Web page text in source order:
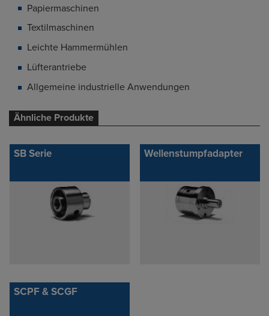
Papiermaschinen
Textilmaschinen
Leichte Hammermühlen
Lüfterantriebe
Allgemeine industrielle Anwendungen
Ähnliche Produkte
SB Serie Wellenstumpfadapter
SCPF & SCGF